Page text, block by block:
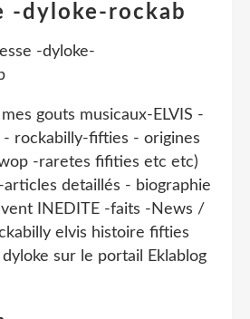
-dyloke-rockab
gouts musicaux-ELVIS -
- rockabilly-fifties - origines
-raretes fifities etc etc)
detaillés - biographie
INEDITE -faits -News /
elvis histoire fifties
dyloke sur le portail Eklablog